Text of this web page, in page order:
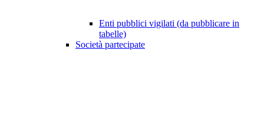
Enti pubblici vigilati (da pubblicare in
tabelle)
Società partecipate